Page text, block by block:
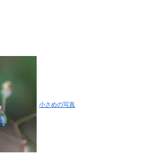
小さめの写真